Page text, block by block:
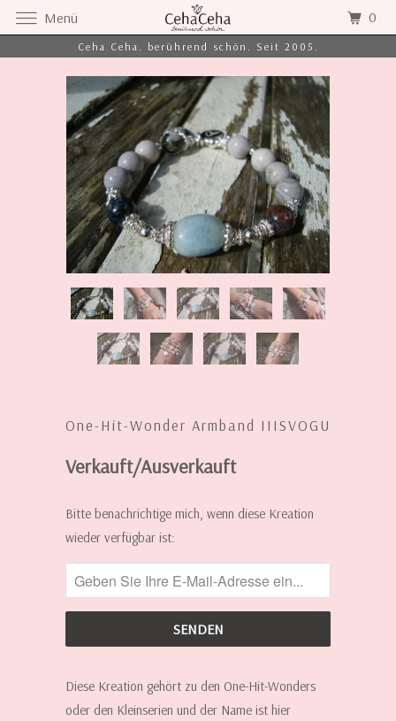
Ceha Ceha. berührend schön. Seit 2005.
One-Hit-Wonder Armband IIISVOGU
Verkauft/Ausverkauft
INFORMIERE
MICH,
WENN
DIESE
KREATION
IST:
Bitte benachrichtige mich, wenn diese Kreation
wieder verfügbar ist:
Diese Kreation gehört zu den One-Hit-Wonders
oder den Kleinserien und der Name ist hier
Menü 0